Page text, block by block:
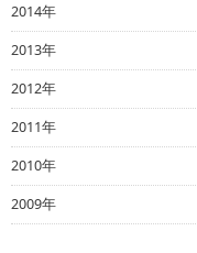
2014年
2013年
2012年
2011年
2010年
2009年